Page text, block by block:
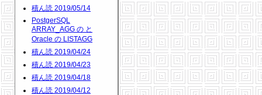
積ん読 2019/05/14
PostgerSQL
ARRAY_AGG の と
Oracle の LISTAGG
積ん読 2019/04/24
積ん読 2019/04/23
積ん読 2019/04/18
積ん読 2019/04/12